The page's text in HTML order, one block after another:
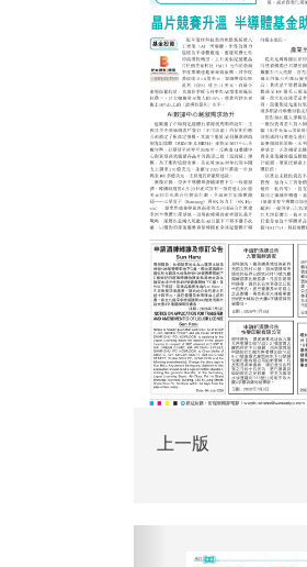
上一版